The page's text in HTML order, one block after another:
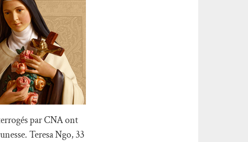
par CNA ont
Teresa Ngo, 33